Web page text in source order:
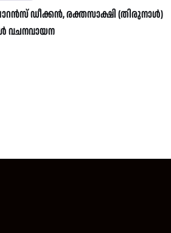
ഡീക്കൻ, രക്തസാക്ഷി (തിരുനാൾ)
വചനവായന